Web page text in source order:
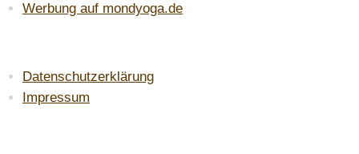
Werbung auf mondyoga.de
Datenschutzerklärung
Impressum